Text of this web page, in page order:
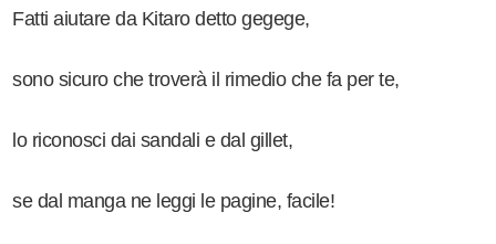
Fatti aiutare da Kitaro detto gegege,
sono sicuro che troverà il rimedio che fa per te,
lo riconosci dai sandali e dal gillet,
se dal manga ne leggi le pagine, facile!